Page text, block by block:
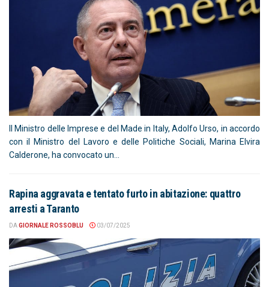
Il Ministro delle Imprese e del Made in Italy, Adolfo Urso, in accordo
con il Ministro del Lavoro e delle Politiche Sociali, Marina Elvira
Calderone, ha convocato un...
Rapina aggravata e tentato furto in abitazione: quattro
arresti a Taranto
DAGIORNALE ROSSOBLU 03/07/2025